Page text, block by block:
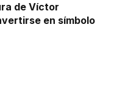
de Víctor
en símbolo